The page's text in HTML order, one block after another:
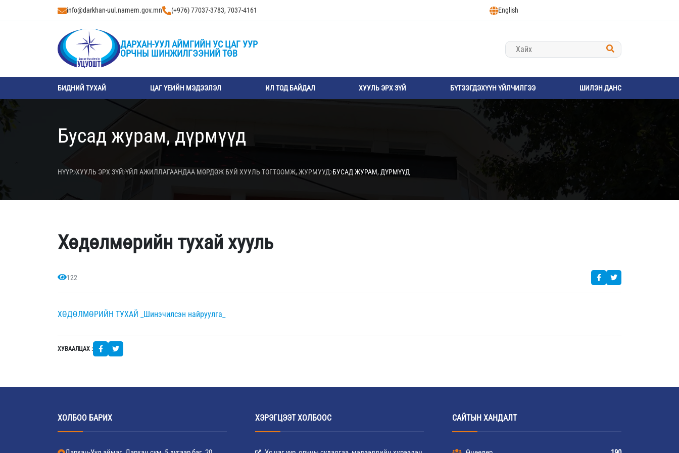
info@darkhan-uul.namem.gov.mn (+976) 77037-3783, 7037-4161 English
ДАРХАН-УУЛ АЙМГИЙН УС ЦАГ УУР
ОРЧНЫ ШИНЖИЛГЭЭНИЙ ТӨВ
БИДНИЙ ТУХАЙ ЦАГ ҮЕИЙН МЭДЭЭЛЭЛ ИЛ ТОД БАЙДАЛ ХУУЛЬ ЭРХ ЗҮЙ БҮТЭЭГДЭХҮҮН ҮЙЛЧИЛГЭЭ ШИЛЭН ДАНС
Бусад журам, дүрмүүд
НҮҮР ХУУЛЬ ЭРХ ЗҮЙ ҮЙЛ АЖИЛЛАГААНДАА МӨРДӨЖ БУЙ ХУУЛЬ ТОГТООМЖ, ЖУРМУУД БУСАД ЖУРАМ, ДҮРМҮҮД
Хөдөлмөрийн тухай хууль
122
ХӨДӨЛМӨРИЙН ТУХАЙ _Шинэчилсэн найруулга_
ХУВААЛЦАХ :
ХОЛБОО БАРИХ ХЭРЭГЦЭЭТ ХОЛБООС САЙТЫН ХАНДАЛТ